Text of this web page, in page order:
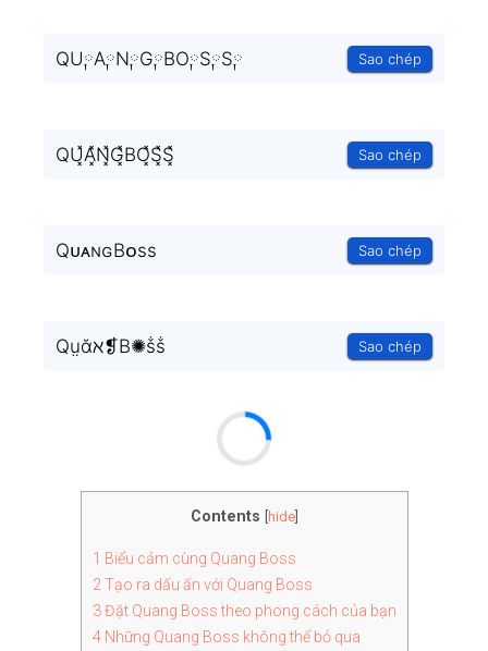
QU༙A༙N༙G༙BO༙S༙S༙ Sao chép
QU͓̽A͓̽N͓̽G͓̽BO͓̽S͓̽S͓̽ Sao chép
QᴜᴀɴɢBᴏss Sao chép
Qṳᾰℵ❡B✺ṧṧ Sao chép
Contents hide]
1 Biểu cảm cùng Quang Boss
2Tạo ra dấu ấn với Quang Boss
3Đặt Quang Boss theo phong cách của bạn
4Những Quang Boss không thể bỏ qua